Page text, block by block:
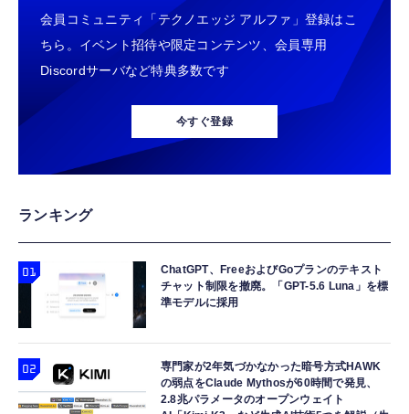
会員コミュニティ「テクノエッジ アルファ」登録はこ
ちら。イベント招待や限定コンテンツ、会員専用
Discordサーバなど特典多数です
今すぐ登録
ランキング
ChatGPT、FreeおよびGoプランのテキスト
チャット制限を撤廃。「GPT-5.6 Luna」を標
準モデルに採用
専門家が2年気づかなかった暗号方式HAWK
の弱点をClaude Mythosが60時間で発見、
2.8兆パラメータのオープンウェイト